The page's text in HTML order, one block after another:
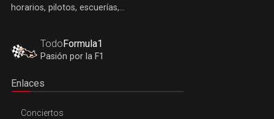
horarios, pilotos, escuerías,...
TodoFormula1
Pasión por la F1
Enlaces
Conciertos